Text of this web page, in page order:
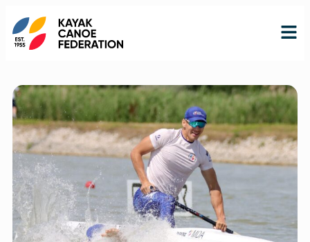
RO
RU
EN